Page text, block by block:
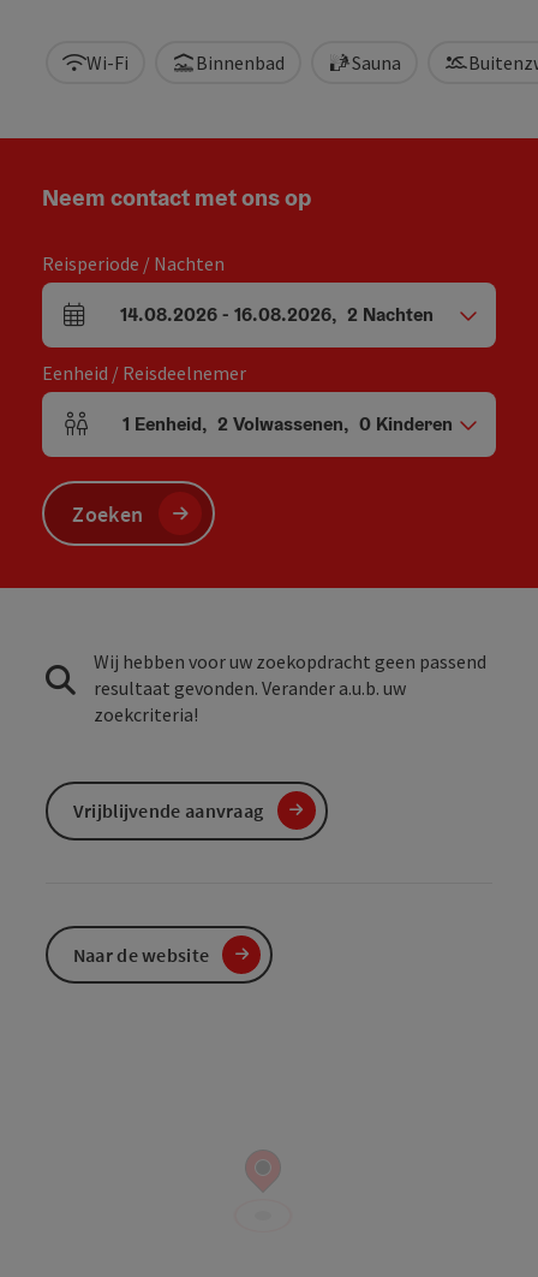
Wi-Fi Binnenbad Sauna
Neem contact met ons op
Reisperiode / Nachten
Velden voor aankomst en vertrek
14.08.2026- 16.08.2026, 2 Nachten
Eenheid / Reisdeelnemer
Aantal eenheden en persoonsvelden
1 Eenheid, 2 Volwassenen, 0 Kinderen
Zoeken
Wij hebben voor uw zoekopdracht geen passend
resultaat gevonden. Verander a.u.b. uw
zoekcriteria!
Vrijblijvende aanvraag
Naar de website